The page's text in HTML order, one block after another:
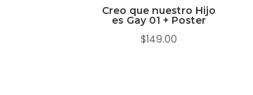
Creo que nuestro Hijo
es Gay 01 + Poster
$149.00